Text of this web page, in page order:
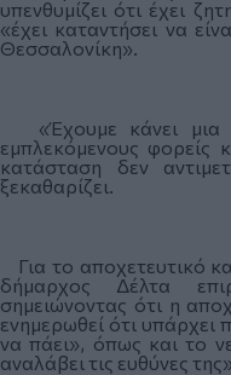
υπενθυμίζει ότι έχει
«έχει καταντήσει να
Θεσσαλονίκη».
«Έχουμε κάνει μια
εμπλεκόμενους φορείς
κατάσταση δεν
ξεκαθαρίζει.
Για το αποχετευτικό
δήμαρχος Δέλτα
σημειώνοντας ότι η
ενημερωθεί ότι υπάρχει
να πάει», όπως και το
αναλάβει τις ευθύνες